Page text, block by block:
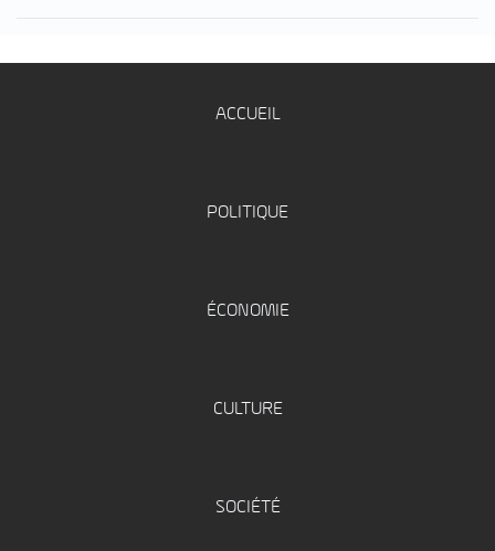
ACCUEIL
POLITIQUE
ÉCONOMIE
CULTURE
SOCIÉTÉ